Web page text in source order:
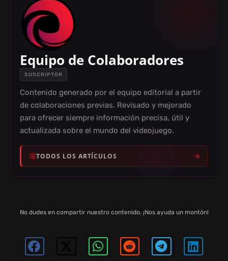
Equipo de Colaboradores
SUSCRIPTOR
Contenido generado por el equipo editorial a partir
de colaboraciones previas. Revisado y mejorado
para ofrecer siempre información precisa, útil y
actualizada sobre el mundo del videojuego.
TODOS LOS ARTÍCULOS
No dudes en compartir nuestro contenido. ¡Nos ayuda un montón!